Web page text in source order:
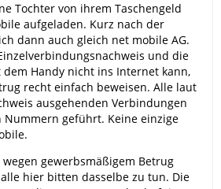
Tochter von ihrem Taschengeld
aufgeladen. Kurz nach der
dann auch gleich net mobile AG.
und die
dem Handy nicht ins Internet kann,
recht einfach beweisen. Alle laut
ausgehenden Verbindungen
geführt. Keine einzige
gewerbsmäßigem Betrug
hier bitten dasselbe zu tun. Die